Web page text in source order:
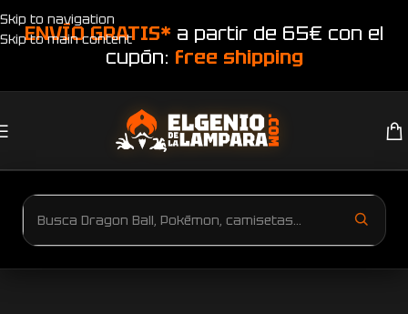
Skip to navigation
Skip to main content
ENVÍO GRATIS* a partir de 65€ con el
cupón: free shipping